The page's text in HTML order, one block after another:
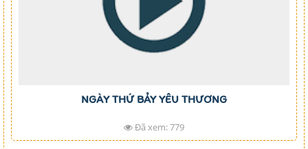
NGÀY THỨ BẢY YÊU THƯƠNG
Đã xem: 779